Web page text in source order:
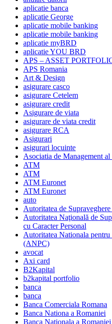
aplicatie banca
aplicatie George
aplicatie mobile banking
aplicatie mobile banking
aplicatie myBRD
aplicatie YOU BRD
APS – ASSET
APS Romania
Art & Design
asigurare casco
asigurare Cetelem
asigurare credit
Asigurare de viata
asigurare de viata credit
asigurare RCA
Asigurari
asigurari locuinte
Asociatia de Management
ATM
ATM
ATM Euronet
ATM Euronet
auto
Autoritatea de
Autoritatea Naţională de
cu Caracter Personal
Autoritatea Nationala
(ANPC)
avocat
Axi card
B2Kapital
b2kapital portfolio
banca
banca
Banca Comerciala Romana
Banca Nationa a Romaniei
Banca Nationala a Romaniei